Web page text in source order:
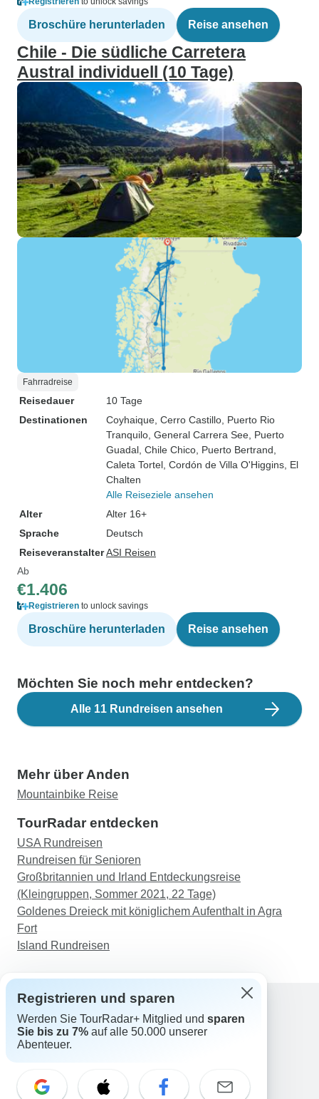
Broschüre herunterladen Reise ansehen
Chile - Die südliche Carretera
Austral individuell (10 Tage)
Fahrradreise
Reisedauer
10 Tage
Destinationen
Coyhaique , Cerro Castillo , Puerto Rio
Tranquilo , General Carrera See , Puerto
Guadal , Chile Chico , Puerto Bertrand
Caleta Tortel , Cordón de Villa O'Higgins , El
Chalten
Alle Reiseziele ansehen
Alter
Alter 16+
Sprache
Deutsch
ReiseveranstalterASI Reisen
Ab
€1.406
Registrieren to unlock savings
Broschüre herunterladen Reise ansehen
Möchten Sie noch mehr entdecken?
Alle 11 Rundreisen ansehen
Mehr über Anden
Mountainbike Reise
TourRadar entdecken
USA Rundreisen
Rundreisen für Senioren
Großbritannien und Irland Entdeckungsreise
(Kleingruppen, Sommer 2021, 22 Tage)
Goldenes Dreieck mit königlichem Aufenthalt in Agra
Fort
Island Rundreisen
Support
Kontakt
Schweiz +41 225 183 195
Registrieren und sparen
Werden Sie TourRadar+ Mitglied und sparen
Sie bis zu 7% auf alle 50.000 unserer
Abenteuer.